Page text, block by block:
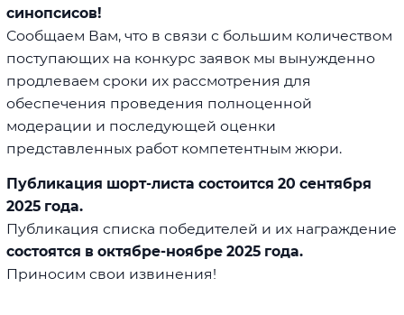
синопсисов!
Сообщаем Вам, что в связи с большим количеством
поступающих на конкурс заявок мы вынужденно
продлеваем сроки их рассмотрения для
обеспечения проведения полноценной
модерации и последующей оценки
представленных работ компетентным жюри.
Публикация шорт-листа состоится 20 сентября
2025 года.
Публикация списка победителей и их награждение
состоятся в октябре-ноябре 2025 года.
Приносим свои извинения!